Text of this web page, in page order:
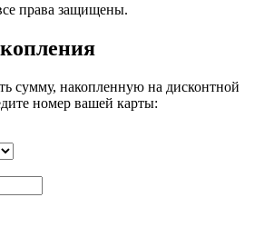
права защищены.
сумму, накопленную на дисконтной
номер вашей карты: